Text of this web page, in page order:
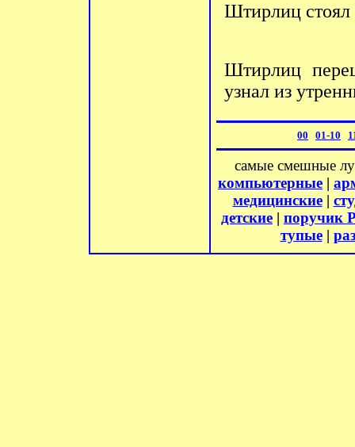
Штирлиц стоял
Штирлиц
узнал из
00 01-10
самые смешные
компьютерные |
медицинские|
детские | поручик
тупые|